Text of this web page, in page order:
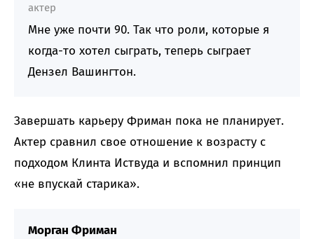
актер
Мне уже почти 90. Так что роли, которые я
когда-то хотел сыграть, теперь сыграет
Дензел Вашингтон.
Завершать карьеру Фриман пока не планирует.
Актер сравнил свое отношение к возрасту с
подходом Клинта Иствуда и вспомнил принцип
«не впускай старика».
Морган Фриман